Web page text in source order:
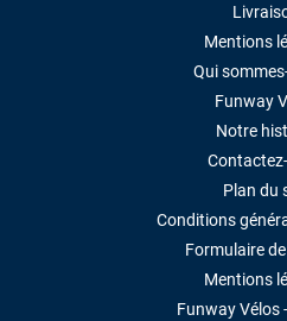
Mentions
Qui
Funway
Notre
Plan du
Conditions
Formulaire
Mentions
Funway Vélos